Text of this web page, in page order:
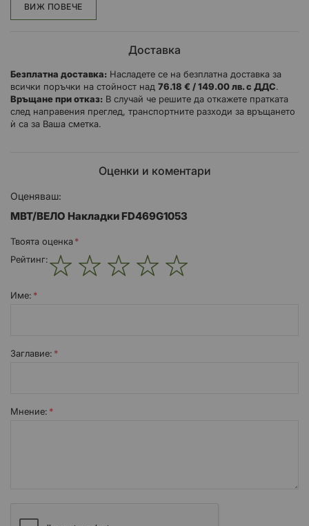
Устойчвост на високи температури
ВИЖ ПОВЕЧЕ
Доставка
Безплатна доставка: Насладете се на безплатна доставка за
всички поръчки на стойност над 76.18 € / 149.00 лв. с ДДС.
Връщане при отказ: В случай че решите да откажете пратката
след направения преглед, транспортните разходи за връщането
ѝ са за Ваша сметка.
Оценки и коментари
Оценяваш:
MBT/ВЕЛО Накладки FD469G1053
Твоята оценка
Рейтинг:
Име:
Заглавиe:
Мнение: